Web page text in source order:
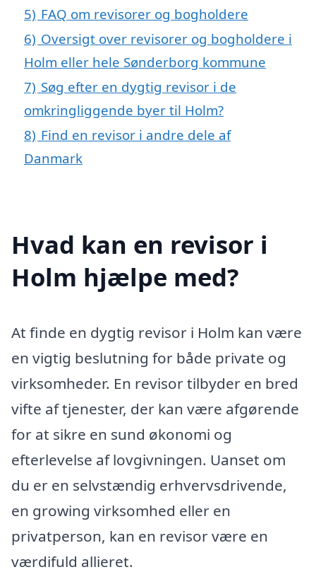
5) FAQ om revisorer og bogholdere
6) Oversigt over revisorer og bogholdere i
Holm eller hele Sønderborg kommune
7) Søg efter en dygtig revisor i de
omkringliggende byer til Holm?
8) Find en revisor i andre dele af
Danmark
Hvad kan en revisor i
Holm hjælpe med?
At finde en dygtig revisor i Holm kan være
en vigtig beslutning for både private og
virksomheder. En revisor tilbyder en bred
vifte af tjenester, der kan være afgørende
for at sikre en sund økonomi og
efterlevelse af lovgivningen. Uanset om
du er en selvstændig erhvervsdrivende,
en growing virksomhed eller en
privatperson, kan en revisor være en
værdifuld allieret.